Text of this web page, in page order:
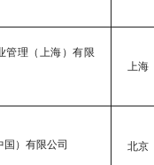
管理（上海）有限
上海
国）有限公司 北京